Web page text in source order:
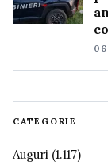
CATEGORIE
Auguri (1.117)